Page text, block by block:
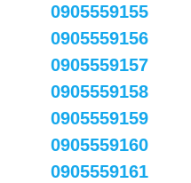
0905559155
0905559156
0905559157
0905559158
0905559159
0905559160
0905559161